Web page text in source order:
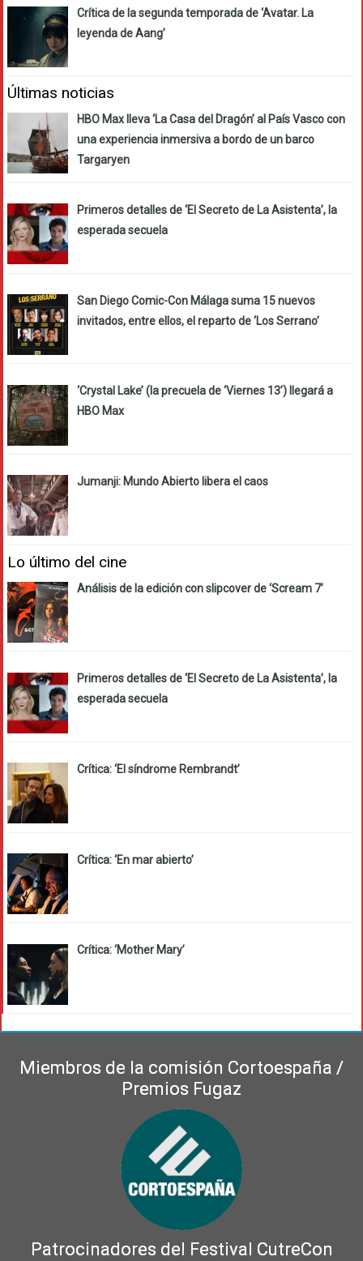
Crítica de la segunda temporada de ‘Avatar. La
leyenda de Aang’
Últimas noticias
HBO Max lleva ‘La Casa del Dragón’ al País Vasco con
una experiencia inmersiva a bordo de un barco
Targaryen
Primeros detalles de ‘El Secreto de La Asistenta’, la
esperada secuela
San Diego Comic-Con Málaga suma 15 nuevos
invitados, entre ellos, el reparto de ‘Los Serrano’
‘Crystal Lake’ (la precuela de ‘Viernes 13’) llegará a
HBO Max
Jumanji: Mundo Abierto libera el caos
Lo último del cine
Análisis de la edición con slipcover de ‘Scream 7’
Primeros detalles de ‘El Secreto de La Asistenta’, la
esperada secuela
Crítica: ‘El síndrome Rembrandt’
Crítica: ‘En mar abierto’
Crítica: ‘Mother Mary’
Miembros de la comisión Cortoespaña /
Premios Fugaz
Patrocinadores del Festival CutreCon